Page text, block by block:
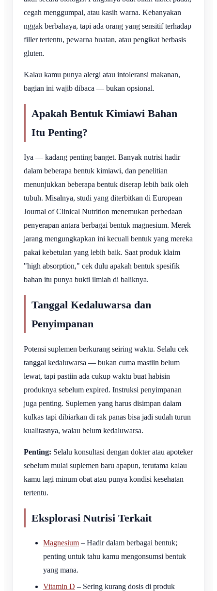
cegah menggumpal, atau kasih warna. Kebanyakan
nggak berbahaya, tapi ada orang yang sensitif terhadap
filler tertentu, pewarna buatan, atau pengikat berbasis
gluten.
Kalau kamu punya alergi atau intoleransi makanan,
bagian ini wajib dibaca — bukan opsional.
Apakah Bentuk Kimiawi Bahan
Itu Penting?
Iya — kadang penting banget. Banyak nutrisi hadir
dalam beberapa bentuk kimiawi, dan penelitian
menunjukkan beberapa bentuk diserap lebih baik oleh
tubuh. Misalnya, studi yang diterbitkan di European
Journal of Clinical Nutrition menemukan perbedaan
penyerapan antara berbagai bentuk magnesium. Merek
jarang mengungkapkan ini kecuali bentuk yang mereka
pakai kebetulan yang lebih baik. Saat produk klaim
"high absorption," cek dulu apakah bentuk spesifik
bahan itu punya bukti ilmiah di baliknya.
Tanggal Kedaluwarsa dan
Penyimpanan
Potensi suplemen berkurang seiring waktu. Selalu cek
tanggal kedaluwarsa — bukan cuma mastiin belum
lewat, tapi pastiin ada cukup waktu buat habisin
produknya sebelum expired. Instruksi penyimpanan
juga penting. Suplemen yang harus disimpan dalam
kulkas tapi dibiarkan di rak panas bisa jadi sudah turun
kualitasnya, walau belum kedaluwarsa.
Penting: Selalu konsultasi dengan dokter atau apoteker
sebelum mulai suplemen baru apapun, terutama kalau
kamu lagi minum obat atau punya kondisi kesehatan
tertentu.
Eksplorasi Nutrisi Terkait
Magnesium – Hadir dalam berbagai bentuk;
penting untuk tahu kamu mengonsumsi bentuk
yang mana.
Vitamin D – Sering kurang dosis di produk